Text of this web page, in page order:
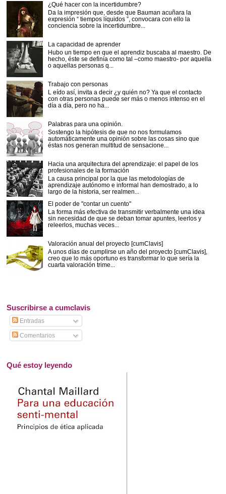
¿Qué hacer con la incertidumbre?
Da la impresión que, desde que Bauman acuñara la
expresión “ tiempos líquidos ”, convocara con ello la
conciencia sobre la incertidumbre...
La capacidad de aprender
Hubo un tiempo en que el aprendiz buscaba al maestro. De
hecho, éste se definía como tal –como maestro- por aquella
o aquellas personas q...
Trabajo con personas
L eído así, invita a decir ¿y quién no? Ya que el contacto
con otras personas puede ser más o menos intenso en el
día a día, pero no ha...
Palabras para una opinión.
Sostengo la hipótesis de que no nos formulamos
automáticamente una opinión sobre las cosas sino que
éstas nos generan multitud de sensacione...
Hacia una arquitectura del aprendizaje: el papel de los
profesionales de la formación
La causa principal por la que las metodologías de
aprendizaje autónomo e informal han demostrado, a lo
largo de la historia, ser realmen...
El poder de "contar un cuento"
La forma más efectiva de transmitir verbalmente una idea
sin necesidad de que se deban tomar apuntes, leerlos y
releerlos, muchas veces...
Valoración anual del proyecto [cumClavis]
A unos días de cumplirse un año del proyecto [cumClavis],
creo que lo más oportuno es transformar lo que sería la
cuarta valoración trime...
Suscribirse a cumclavis
Entradas
Comentarios
Qué estoy leyendo